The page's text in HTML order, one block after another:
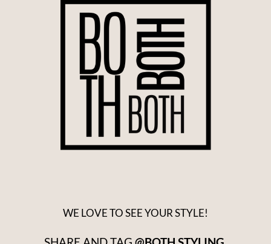
WE LOVE TO SEE YOUR STYLE!